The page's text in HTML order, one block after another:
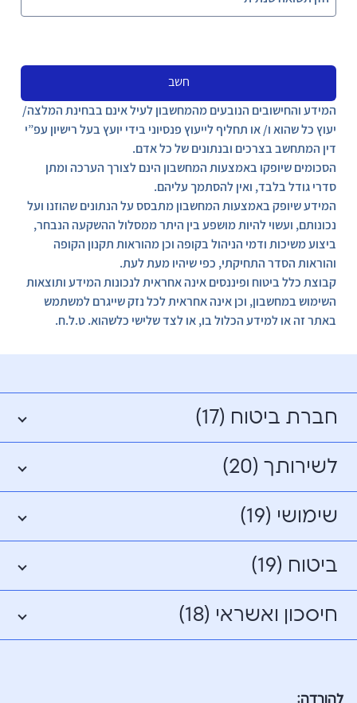
חשב
המידע והחישובים הנובעים מהמחשבון לעיל אינם בבחינת המלצה/
יעוץ כל שהוא ו/ או תחליף לייעוץ פנסיוני בידי יועץ בעל רישיון עפ”י
דין המתחשב בצרכים ובנתונים של כל אדם.
הסכומים שיופקו באמצעות המחשבון הינם לצורך הערכה ומתן
סדרי גודל בלבד, ואין להסתמך עליהם.
המידע שיופק באמצעות המחשבון מתבסס על הנתונים שהוזנו ועל
נכונותם, ועשוי להיות מושפע בין היתר ממסלול ההשקעה הנבחר,
ביצוע משיכות ודמי הניהול בקופה וכן מהוראות תקנון הקופה
והוראות הסדר התחיקתי, כפי שיהיו מעת לעת.
קבוצת כלל ביטוח ופיננסים אינה אחראית לנכונות המידע ותוצאות
השימוש במחשבון, וכן אינה אחראית לכל נזק שייגרם למשתמש
באתר זה או למידע הכלול בו, או לצד שלישי כלשהוא. ט.ל.ח.
חברת ביטוח (17)
לשירותך (20)
שימושי (19)
ביטוח (19)
חיסכון ואשראי (18)
להורדה: